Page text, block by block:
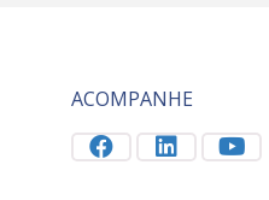
ACOMPANHE